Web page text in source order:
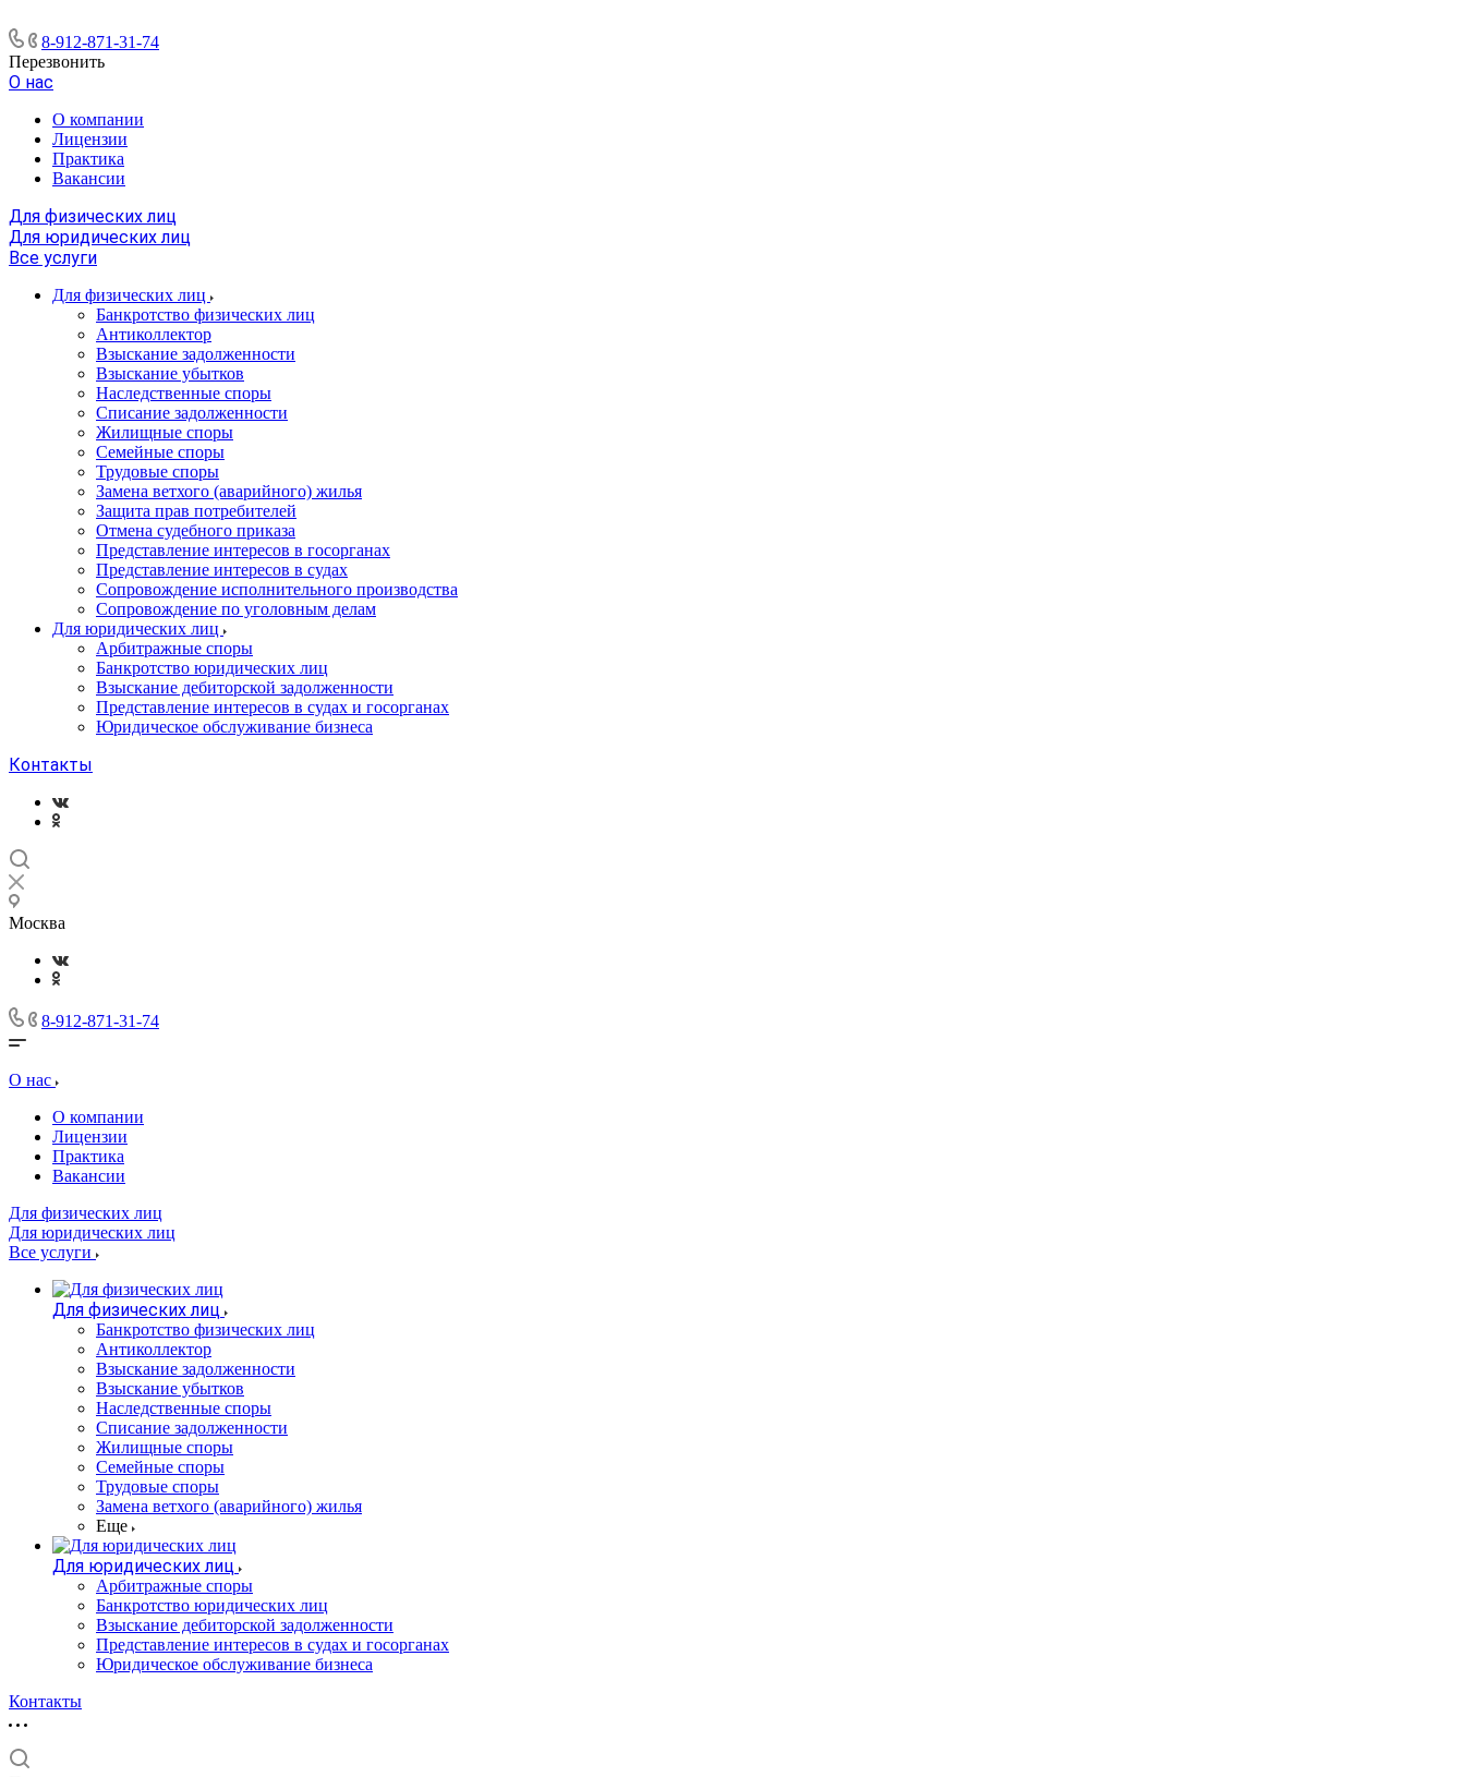
8-912-871-31-74
Перезвонить
О нас
О компании
Лицензии
Практика
Вакансии
Для физических лиц
Для юридических лиц
Все услуги
Для физических лиц
Банкротство физических лиц
Антиколлектор
Взыскание задолженности
Взыскание убытков
Наследственные споры
Списание задолженности
Жилищные споры
Семейные споры
Трудовые споры
Замена ветхого (аварийного) жилья
Защита прав потребителей
Отмена судебного приказа
Представление интересов в госорганах
Представление интересов в судах
Сопровождение исполнительного производства
Сопровождение по уголовным делам
Для юридических лиц
Арбитражные споры
Банкротство юридических лиц
Взыскание дебиторской задолженности
Представление интересов в судах и госорганах
Юридическое обслуживание бизнеса
Контакты
Москва
8-912-871-31-74
О нас
О компании
Лицензии
Практика
Вакансии
Для физических лиц
Для юридических лиц
Все услуги
Для физических лиц
Банкротство физических лиц
Антиколлектор
Взыскание задолженности
Взыскание убытков
Наследственные споры
Списание задолженности
Жилищные споры
Семейные споры
Трудовые споры
Замена ветхого (аварийного) жилья
Еще
Для юридических лиц
Арбитражные споры
Банкротство юридических лиц
Взыскание дебиторской задолженности
Представление интересов в судах и госорганах
Юридическое обслуживание бизнеса
Контакты